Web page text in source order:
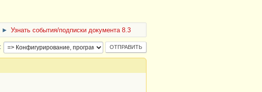
► Узнать события/подписки документа 8.3